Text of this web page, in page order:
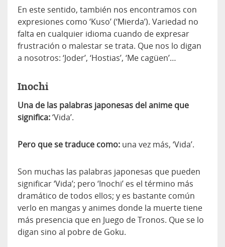
En este sentido, también nos encontramos con
expresiones como ‘Kuso’ (‘Mierda’). Variedad no
falta en cualquier idioma cuando de expresar
frustración o malestar se trata. Que nos lo digan
a nosotros: ‘Joder’, ‘Hostias’, ‘Me cagüen’…
Inochi
Una de las palabras japonesas del anime que
significa:‘Vida’.
Pero que se traduce como: una vez más, ‘Vida’.
Son muchas las palabras japonesas que pueden
significar ‘Vida’; pero ‘Inochi’ es el término más
dramático de todos ellos; y es bastante común
verlo en mangas y animes donde la muerte tiene
más presencia que en Juego de Tronos. Que se lo
digan sino al pobre de Goku.